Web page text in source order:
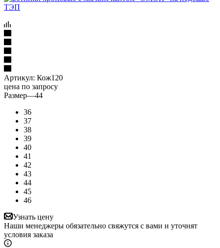
Артикул: Кож120
цена по запросу
Размер—44
36
37
38
39
40
41
42
43
44
45
46
Узнать цену
Наши менеджеры обязательно свяжутся с вами и уточнят
условия заказа